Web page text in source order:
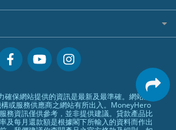
保網站提供的資訊是最新及最準確。網站所
或服務供應商之網站有所出入。MoneyHero
務資訊僅供參考，並非提供建議。貸款產品比
及每月還款額是根據閣下所輸入的資料而作出